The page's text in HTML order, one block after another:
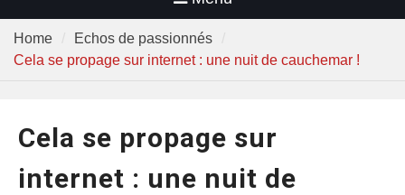
Home
Echos de passionnés
Cela se propage sur internet : une nuit de cauchemar !
Cela se propage sur
internet : une nuit de